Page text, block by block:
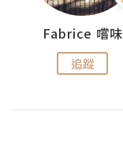
Fabrice 嚐味
追蹤